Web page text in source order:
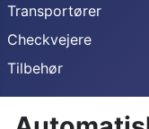
Transportører
Checkvejere
Tilbehør